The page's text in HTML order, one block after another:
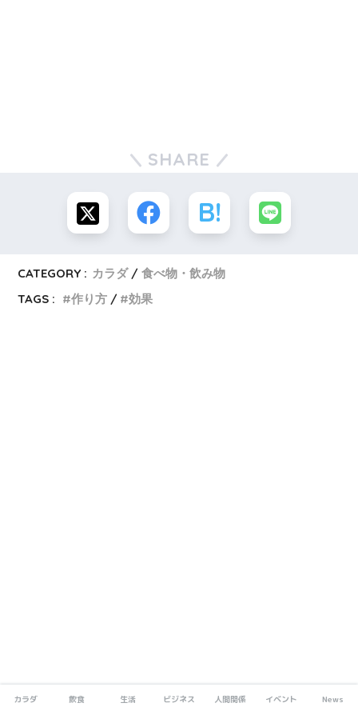
SHARE
CATEGORY : カラダ
食べ物・飲み物
TAGS :
作り方 効果
カラダ 飲食 生活 ビジネス 人間関係 イベント News